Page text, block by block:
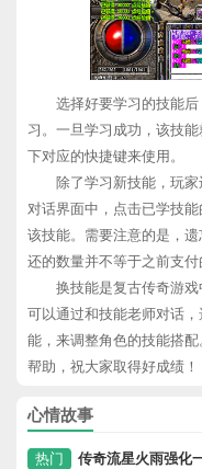
选择好要学习的技能
习。一旦学习成功，该技
下对应的快捷键来使用。
除了学习新技能，玩
对话界面中，点击已学技
该技能。需要注意的是，
还的数量并不等于之前支付
换技能是复古传奇游
可以通过和技能老师对话
能，来调整角色的技能搭
帮助，祝大家取得好成绩！
心情故事
传奇流星火雨强化
热门